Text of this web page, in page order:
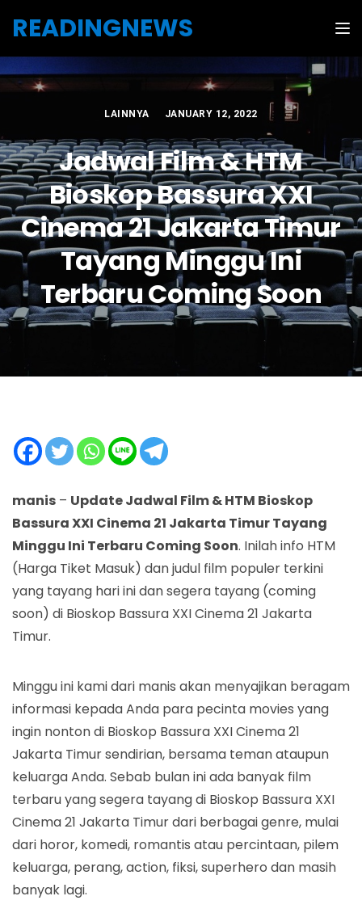
READINGNEWS
LAINNYA JANUARY 12, 2022
Jadwal Film & HTM
Bioskop Bassura XXI
Cinema 21 Jakarta Timur
Tayang Minggu Ini
Terbaru Coming Soon
manis – Update Jadwal Film & HTM Bioskop
Bassura XXI Cinema 21 Jakarta Timur Tayang
Minggu Ini Terbaru Coming Soon. Inilah info HTM
(Harga Tiket Masuk) dan judul film populer terkini
yang tayang hari ini dan segera tayang (coming
soon) di Bioskop Bassura XXI Cinema 21 Jakarta
Timur.
Minggu ini kami dari manis akan menyajikan beragam
informasi kepada Anda para pecinta movies yang
ingin nonton di Bioskop Bassura XXI Cinema 21
Jakarta Timur sendirian, bersama teman ataupun
keluarga Anda. Sebab bulan ini ada banyak film
terbaru yang segera tayang di Bioskop Bassura XXI
Cinema 21 Jakarta Timur dari berbagai genre, mulai
dari horor, komedi, romantis atau percintaan, pilem
keluarga, perang, action, fiksi, superhero dan masih
banyak lagi.